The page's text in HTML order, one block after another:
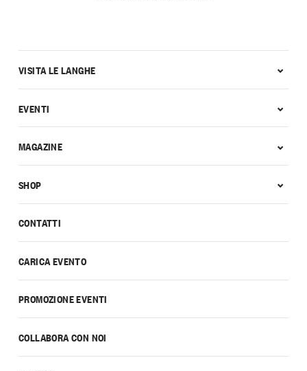
CONTATTI
CARICA EVENTO
PROMOZIONE EVENTI
COLLABORA CON NOI
VISITA LE LANGHE
EVENTI
MAGAZINE
SHOP